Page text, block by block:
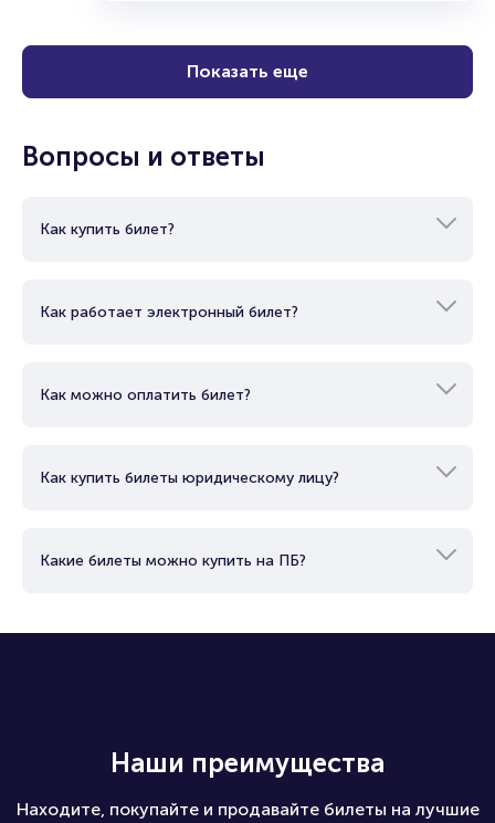
Показать еще
Вопросы и ответы
Как купить билет?
Как работает электронный билет?
Как можно оплатить билет?
Как купить билеты юридическому лицу?
Какие билеты можно купить на ПБ?
Наши преимущества
Находите, покупайте и продавайте билеты на лучшие